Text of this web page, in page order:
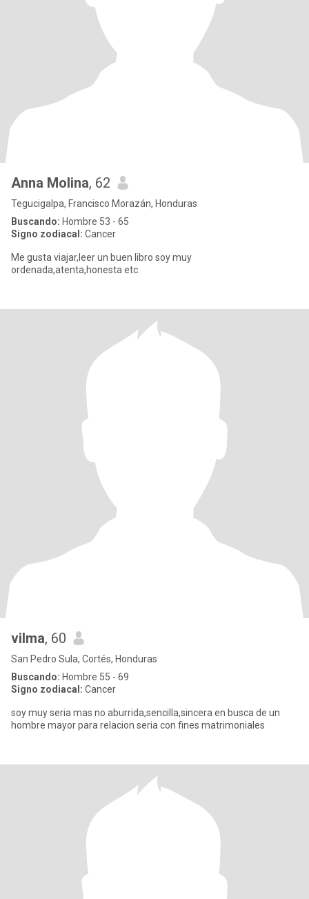
Anna Molina, 62
Tegucigalpa, Francisco Morazán, Honduras
Buscando: Hombre 53 - 65
Signo zodiacal: Cancer
Me gusta viajar,leer un buen libro soy muy
ordenada,atenta,honesta etc.
vilma, 60
San Pedro Sula, Cortés, Honduras
Buscando: Hombre 55 - 69
Signo zodiacal: Cancer
soy muy seria mas no aburrida,sencilla,sincera en busca de un
hombre mayor para relacion seria con fines matrimoniales